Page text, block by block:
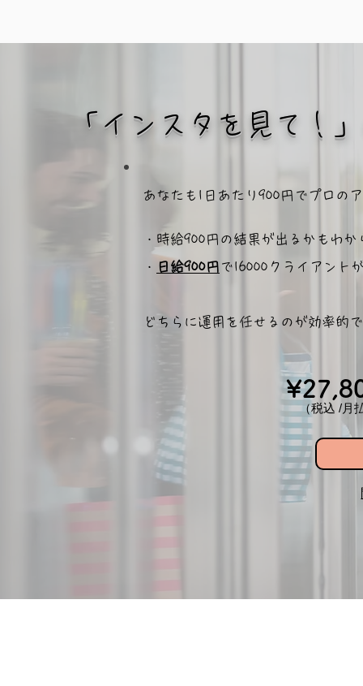
「インスタを見て！
あなたも1日あたり900円でプロの
・時給900円の結果が出るかもわ
・ 日給900円 で16000クライアント
どちらに運用を任せるのが効率的
（税込 /月